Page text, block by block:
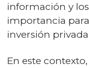
información y
importancia
inversión
En este